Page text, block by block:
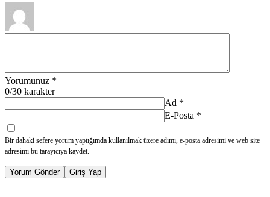
Yorumunuz *
0/30 karakter
Ad *
E-Posta *
Bir dahaki sefere yorum yaptığımda kullanılmak üzere adımı, e-posta adresimi ve web site
adresimi bu tarayıcıya kaydet.
Yorum Gönder Giriş Yap